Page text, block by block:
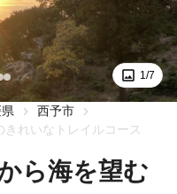
1/7
西予市
きれいなトレイルコース
ら海を望む